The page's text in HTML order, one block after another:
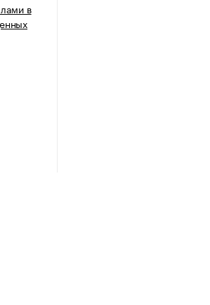
в